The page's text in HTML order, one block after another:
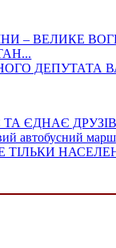
– ВЕЛИКЕ
ДЕПУТАТА
ЄДНАЄ ДРУЗІВ
автобусний
ТІЛЬКИ